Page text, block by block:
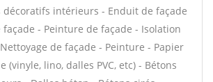
décoratifs intérieurs - Enduit de façade
façade - Peinture de façade - Isolation
de façade - Peinture - Papier
(vinyle, lino, dalles PVC, etc) - Bétons